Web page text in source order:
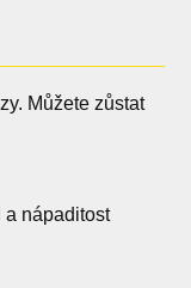
Můžete zůstat
a nápaditost